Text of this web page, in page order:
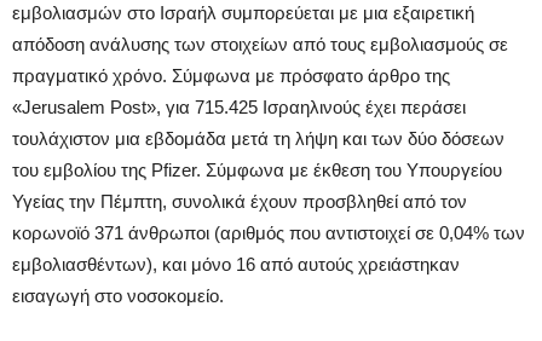
εμβολιασμών στο Ισραήλ συμπορεύεται με μια εξαιρετική
απόδοση ανάλυσης των στοιχείων από τους εμβολιασμούς σε
πραγματικό χρόνο. Σύμφωνα με πρόσφατο άρθρο της
«Jerusalem Post», για 715.425 Ισραηλινούς έχει περάσει
τουλάχιστον μια εβδομάδα μετά τη λήψη και των δύο δόσεων
του εμβολίου της Pfizer. Σύμφωνα με έκθεση του Υπουργείου
Υγείας την Πέμπτη, συνολικά έχουν προσβληθεί από τον
κορωνοϊό 371 άνθρωποι (αριθμός που αντιστοιχεί σε 0,04% των
εμβολιασθέντων), και μόνο 16 από αυτούς χρειάστηκαν
εισαγωγή στο νοσοκομείο.